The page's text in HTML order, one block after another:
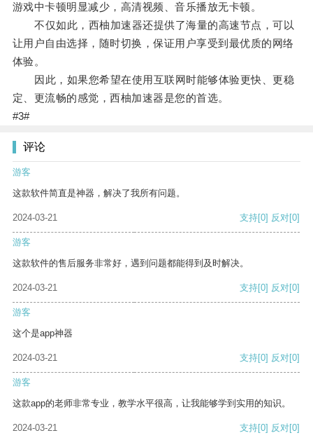
游戏中卡顿明显减少，高清视频、音乐播放无卡顿。
不仅如此，西柚加速器还提供了海量的高速节点，可以
让用户自由选择，随时切换，保证用户享受到最优质的网络
体验。
因此，如果您希望在使用互联网时能够体验更快、更稳
定、更流畅的感觉，西柚加速器是您的首选。
#3#
评论
游客
这款软件简直是神器，解决了我所有问题。
2024-03-21 支持[0] 反对[0]
游客
这款软件的售后服务非常好，遇到问题都能得到及时解决。
2024-03-21 支持[0] 反对[0]
游客
这个是app神器
2024-03-21 支持[0] 反对[0]
游客
这款app的老师非常专业，教学水平很高，让我能够学到实用的知识。
2024-03-21 支持[0] 反对[0]